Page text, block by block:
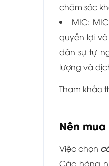
chăm sóc
MIC:
quyền lợi
dân sự tự
lượng và
Tham khảo
Nên
Việc chọn
Các hãng